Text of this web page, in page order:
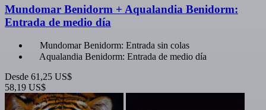
Mundomar Benidorm + Aqualandia Benidorm:
Entrada de medio día
Mundomar Benidorm: Entrada sin colas
Aqualandia Benidorm: Entrada de medio día
Desde 61,25 US$
58,19 US$